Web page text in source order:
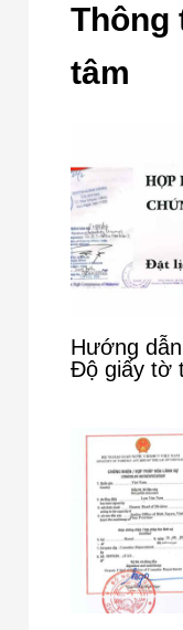
Thông
tâm
Hướng
Độ giấy tờ